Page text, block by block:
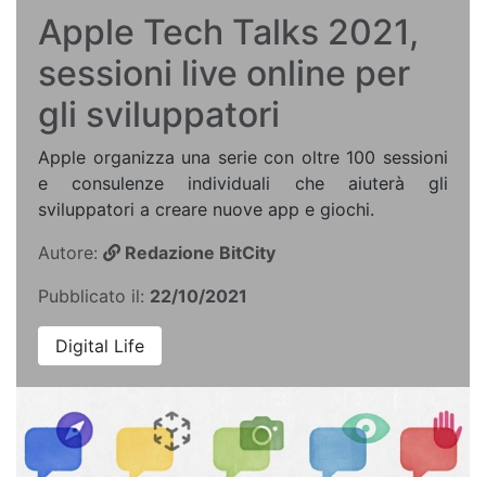
Apple Tech Talks 2021,
sessioni live online per
gli sviluppatori
Apple organizza una serie con oltre 100 sessioni
e consulenze individuali che aiuterà gli
sviluppatori a creare nuove app e giochi.
Autore:
Redazione BitCity
Pubblicato il: 22/10/2021
Digital Life